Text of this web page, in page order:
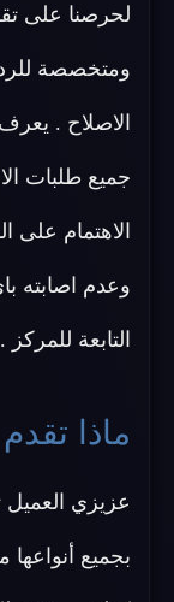
لحرصنا على
ومتخصصة
الاصلاح .
جميع طلبات
الاهتمام على
وعدم اصابته
التابعة للمركز .
ماذا
عزيزي
بجميع